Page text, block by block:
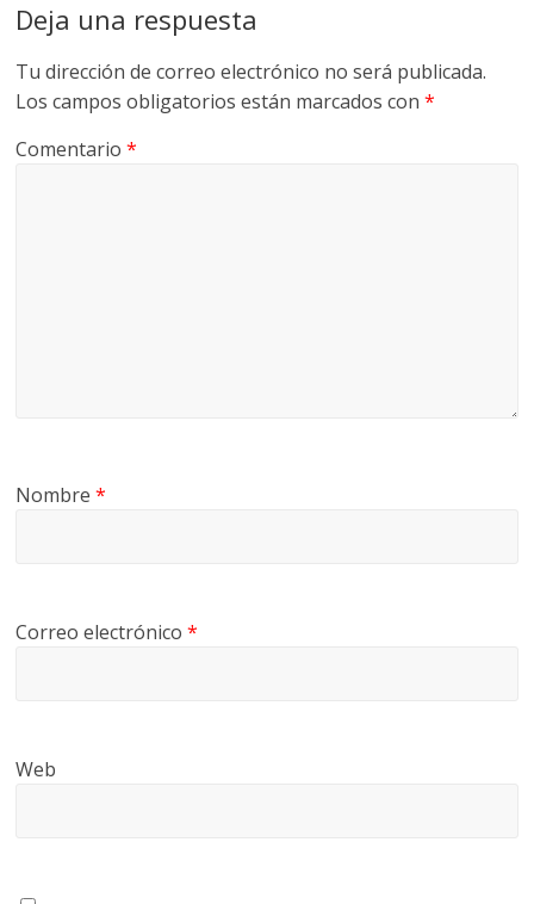
Deja una respuesta
Tu dirección de correo electrónico no será publicada.
Los campos obligatorios están marcados con*
Comentario*
Nombre*
Correo electrónico*
Web